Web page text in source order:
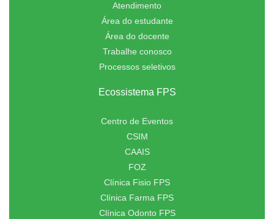
Atendimento
Área do estudante
Área do docente
Trabalhe conosco
Processos seletivos
Ecossistema FPS
Centro de Eventos
CSIM
CAAIS
FOZ
Clínica Fisio FPS
Clínica Farma FPS
Clínica Odonto FPS